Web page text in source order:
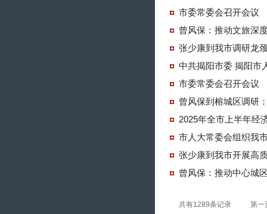
市委常委会召开会议
曾风保：推动文旅深
张少康到我市调研龙
中共揭阳市委 揭阳市
市委常委会召开会议
曾风保到榕城区调研
2025年全市上半年经
市人大常委会组织我
张少康到我市开展高
曾风保：推动中心城
第一
共有1289条记录